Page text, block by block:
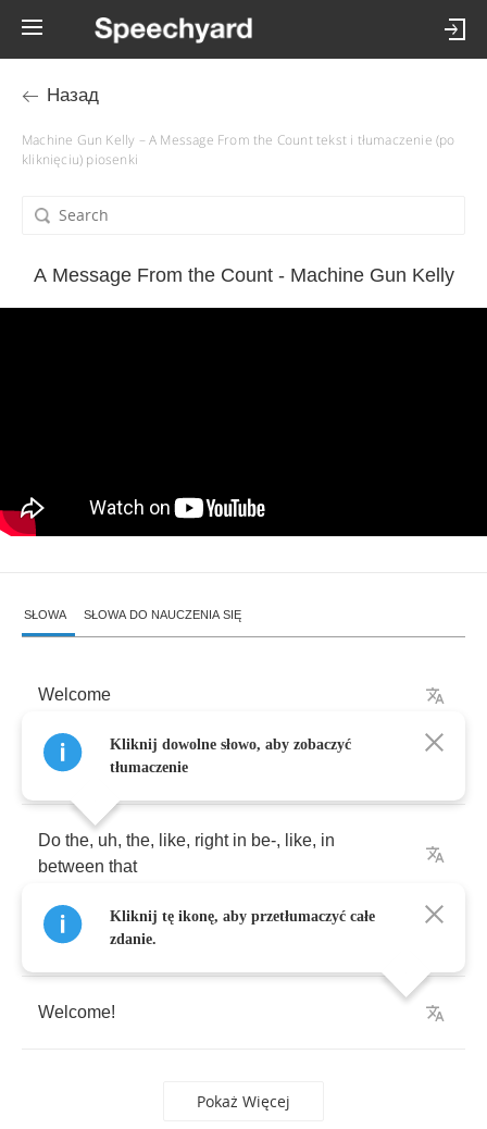
Назад
Machine Gun Kelly – A Message From the Count tekst i tłumaczenie (po
kliknięciu) piosenki
A Message From the Count - Machine Gun Kelly
SŁOWA SŁOWA DO NAUCZENIA SIĘ
Welcome
Yeah, something
Do the, uh, the, like, right in be-, like, in
between that
A little scarier?
Welcome!
Pokaż Więcej
Kliknij dowolne słowo, aby zobaczyć
tłumaczenie
Kliknij tę ikonę, aby przetłumaczyć całe
zdanie.